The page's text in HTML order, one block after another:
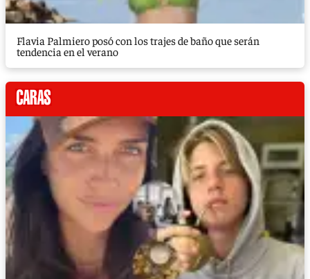
Flavia Palmiero posó con los trajes de baño que serán
tendencia en el verano